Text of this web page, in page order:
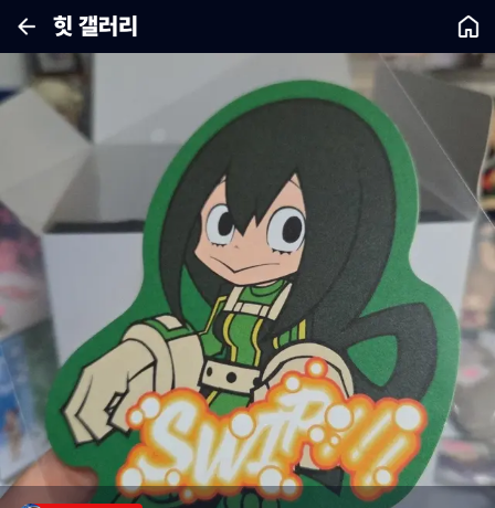
힛 갤러리